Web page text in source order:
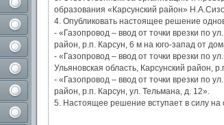
образования «Карсунский район»
4. Опубликовать настоящее решение
- «Газопровод – ввод от точки врезки по
район, р.п. Карсун, 6 м на юго-запад от
- «Газопровод – ввод от точки врезки по
Ульяновская область, Карсунский район,
- «Газопровод – ввод от точки врезки по
район, р.п. Карсун, ул. Тельмана, д. 12».
5. Настоящее решение вступает в силу